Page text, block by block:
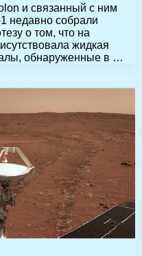
и связанный с ним
недавно собрали
о том, что на
жидкая
обнаруженные в …